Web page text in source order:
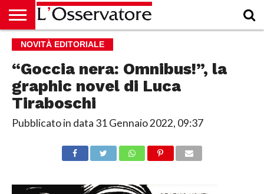
HOME
CULTURA
ECONOMIA
RUBRICHE
ARCHIVIO
PODCAST
ABBONAMENTO
CHI
ACCEDI
NOVITÀ EDITORIALE
“Goccia nera: Omnibus!”, la
graphic novel di Luca
Tiraboschi
Pubblicato in data 31 Gennaio 2022, 09:37